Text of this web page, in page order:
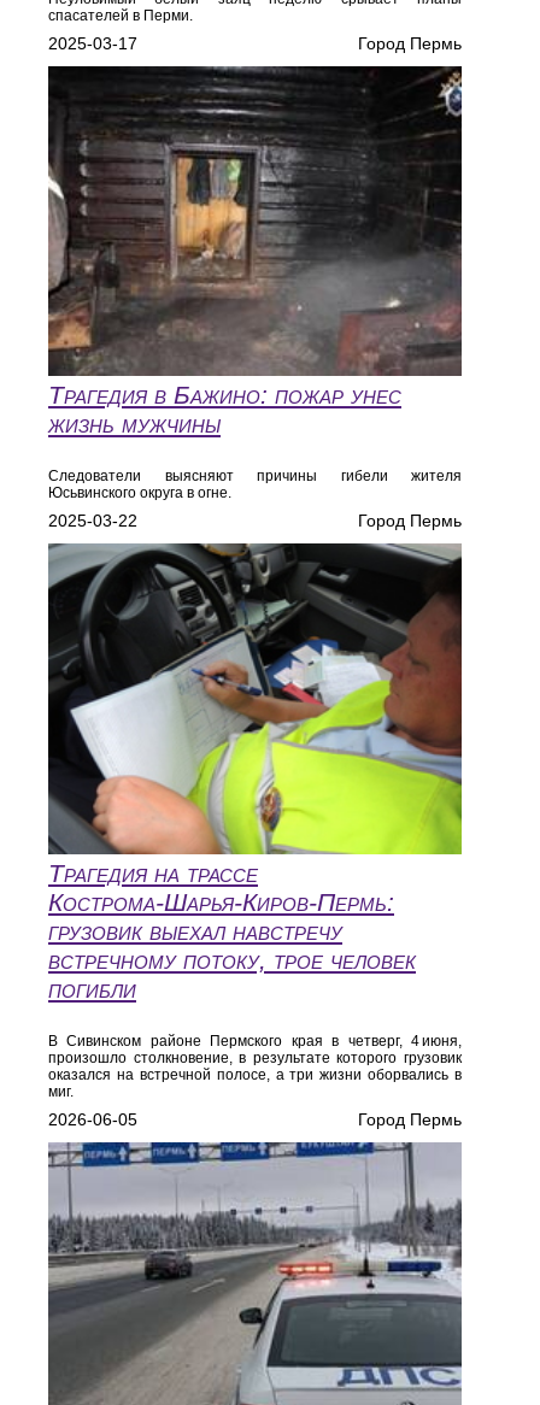
спасателей в Перми.
2025-03-17 Город Пермь
Трагедия в Бажино: пожар унес
жизнь мужчины
Следователи выясняют причины гибели жителя
Юсьвинского округа в огне.
2025-03-22 Город Пермь
Трагедия на трассе
Кострома‑Шарья‑Киров‑Пермь:
грузовик выехал навстречу
встречному потоку, трое человек
погибли
В Сивинском районе Пермского края в четверг, 4 июня,
произошло столкновение, в результате которого грузовик
оказался на встречной полосе, а три жизни оборвались в
миг.
2026-06-05 Город Пермь